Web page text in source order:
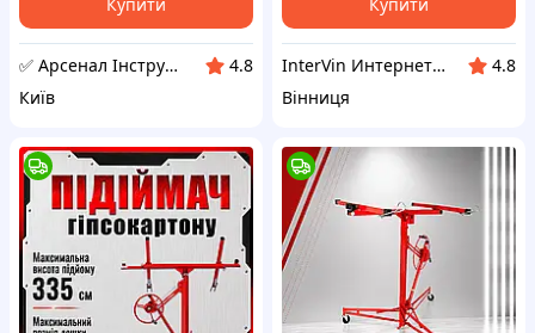
✅ Арсенал Інструменту
4.8
Київ
InterVin Интернет-магазин
4.8
Вінниця